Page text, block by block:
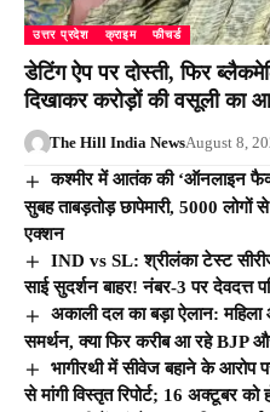
उत्तर प्रदेश क्राइम फीचर्ड
डेटिंग ऐप पर दोस्ती, फिर
दिखाकर करोड़ों की वसूली का
The Hill India NewsAugust 8,
कश्मीर में आतंक की ‘ऑनलाइन
सुबह ताबड़तोड़ छापेमारी, 5000 लोगों
एक्शन
IND vs SL: श्रीलंका टेस्ट
साई सुदर्शन बाहर! नंबर-3 पर देवदत्त
अकाली दल का बड़ा ऐलान:
समर्थन, क्या फिर करीब आ रहे BJP
भागीरथी में सीवेज बहाने के आरोप
से मांगी विस्तृत रिपोर्ट; 16 अक्टूबर को